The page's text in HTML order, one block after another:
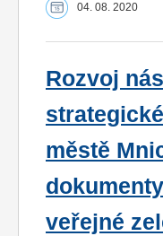
04. 08. 2020
Rozvoj
městě
veřejné